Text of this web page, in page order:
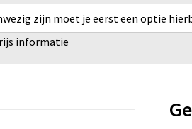
zijn moet je eerst een optie
informatie